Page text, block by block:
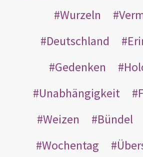
Wurzeln
Deutschland
Gedenken
Unabhängigkeit
Weizen
Bündel
Wochentag